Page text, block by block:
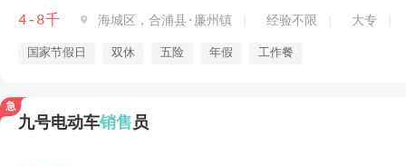
4-8千  海城区，合浦县·廉州镇 经验不限 大专
国家节假日 双休 五险 年假 工作餐
九号电动车销售员